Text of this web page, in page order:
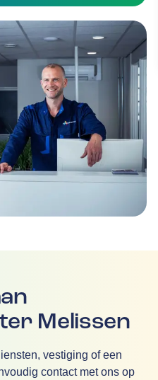
Melissen
vestiging of een
contact met ons op